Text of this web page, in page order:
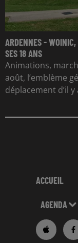
ARDENNES -
SES 18 ANS
Animations,
août, l’emblème
déplacement d’il y
ACCUEIL
AGENDA